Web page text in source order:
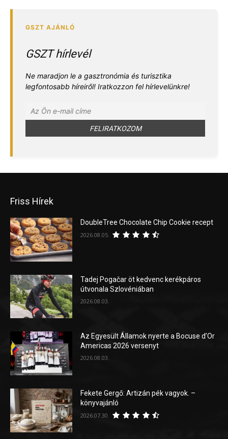
GSZT hírlevél
Ne maradjon le a gasztronómia és turisztika
legfontosabb híreiről! Iratkozzon fel hírlevelünkre!
Friss Hírek
DoubleTree Chocolate Chip Cookie recept
2026.08.05.
Tadej Pogačar öt kedvenc kerékpáros
útvonala Szlovéniában
2026.08.03.
Az Egyesült Államok nyerte a Bocuse d’Or
Americas 2026 versenyt
2026.08.03.
Fekete Gergő: Artizán pék vagyok. –
könyvajánló
2026.07.30.